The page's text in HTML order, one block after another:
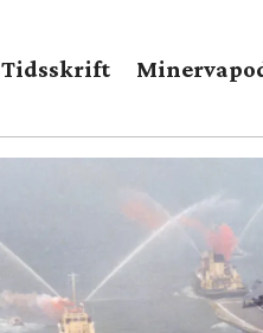
Tidsskrift